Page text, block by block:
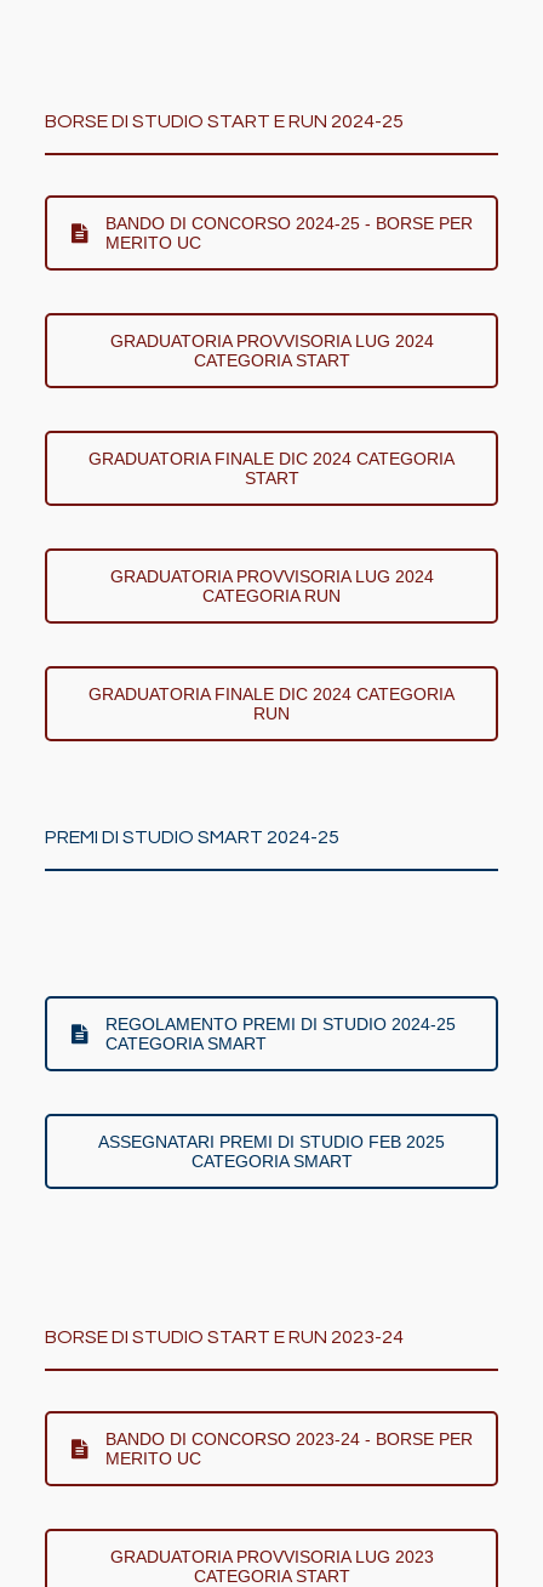
BORSE DI STUDIO START E RUN 2024-25
BANDO DI CONCORSO 2024-25 - BORSE PER
MERITO UC
GRADUATORIA PROVVISORIA LUG 2024
CATEGORIA START
GRADUATORIA FINALE DIC 2024 CATEGORIA
START
GRADUATORIA PROVVISORIA LUG 2024
CATEGORIA RUN
GRADUATORIA FINALE DIC 2024 CATEGORIA
RUN
PREMI DI STUDIO SMART 2024-25
REGOLAMENTO PREMI DI STUDIO 2024-25
CATEGORIA SMART
ASSEGNATARI PREMI DI STUDIO FEB 2025
CATEGORIA SMART
BORSE DI STUDIO START E RUN 2023-24
BANDO DI CONCORSO 2023-24 - BORSE PER
MERITO UC
GRADUATORIA PROVVISORIA LUG 2023
CATEGORIA START